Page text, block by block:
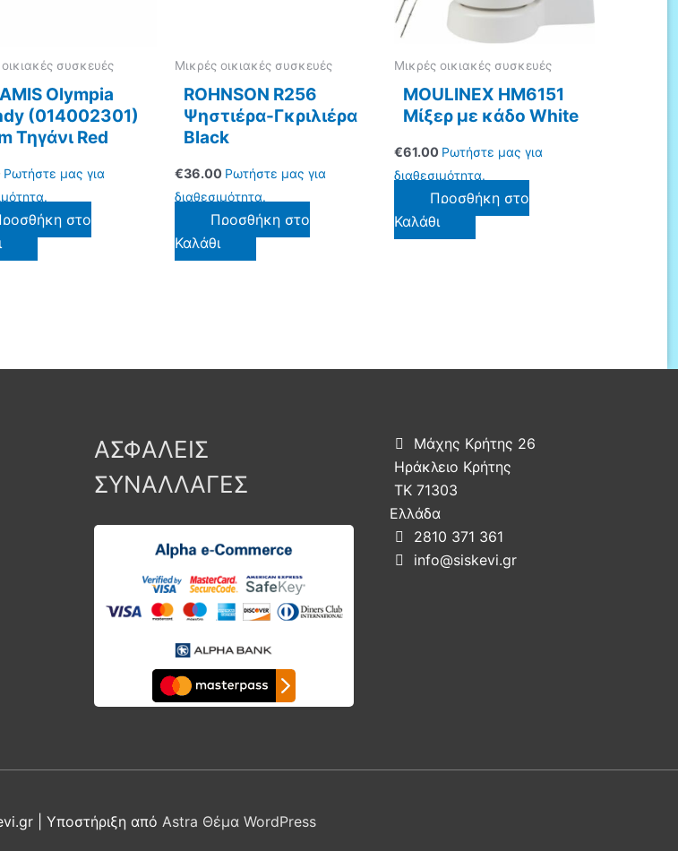
συσκευές
Olympia
(014002301)
Τηγάνι Red
Ρωτήστε μας για
στο
Μικρές οικιακές συσκευές
ROHNSON R256
Ψηστιέρα-Γκριλιέρα
Black
€36.00 Ρωτήστε μας για
διαθεσιμότητα.
Προσθήκη στο
Καλάθι
Μικρές οικιακές συσκευές
MOULINEX HM6151
Μίξερ με κάδο White
€61.00 Ρωτήστε μας για
διαθεσιμότητα.
Προσθήκη στο
Καλάθι
ΑΣΦΑΛΕΙΣ
ΣΥΝΑΛΛΑΓΕΣ

Μάχης Κρήτης 26
Ηράκλειο Κρήτης
ΤΚ 71303
Ελλάδα
 2810 371 361
 info@siskevi.gr
| Υποστήριξη από Astra Θέμα WordPress